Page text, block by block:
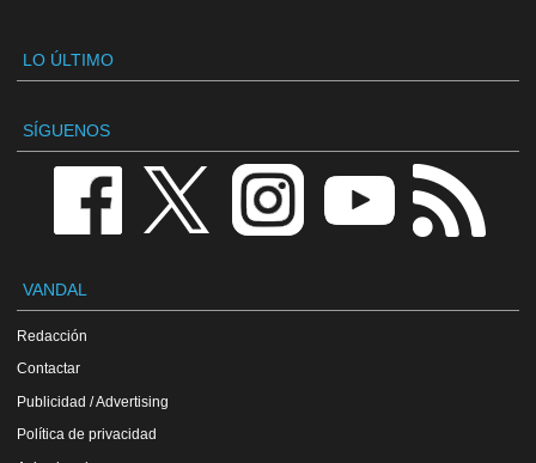
LO ÚLTIMO
SÍGUENOS
VANDAL
Redacción
Contactar
Publicidad / Advertising
Política de privacidad